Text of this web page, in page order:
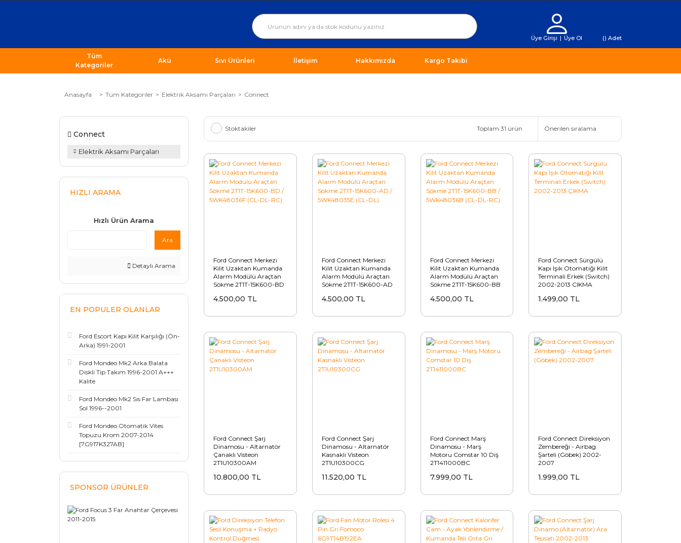
Üye Girişi | Üye Ol () Adet
Tüm
Kategoriler
Akü Sıvı Ürünleri İletişim Hakkımızda Kargo Takibi
Anasayfa Tüm Kategoriler Elektrik Aksamı Parçaları Connect
Connect
Elektrik Aksamı Parçaları
HIZLI ARAMA
Hızlı Ürün Arama
Ara
Detaylı Arama
EN POPULER OLANLAR
Ford Escort Kapı Kilit Karşılığı (Ön-
Arka) 1991-2001
Ford Mondeo Mk2 Arka Balata
Diskli Tip Takım 1996-2001 A+++
Kalite
Ford Mondeo Mk2 Sis Far Lambası
Sol 1996--2001
Ford Mondeo Otomatik Vites
Topuzu Krom 2007-2014
[7G917K327AB]
SPONSOR ÜRÜNLER
Stoktakiler Toplam 31 ürün
Ford Connect Merkezi
Kilit Uzaktan Kumanda
Alarm Modülü Araçtan
Sökme 2T1T-15K600-BD
RC)
4.500,00 TL
Ford Connect Merkezi
Kilit Uzaktan Kumanda
Alarm Modülü Araçtan
Sökme 2T1T-15K600-AD
4.500,00 TL
Ford Connect Merkezi
Kilit Uzaktan Kumanda
Alarm Modülü Araçtan
Sökme 2T1T-15K600-BB
RC)
4.500,00 TL
Ford Connect Sürgülü
Kapı Işık Otomatiği Kilit
Terminali Erkek (Switch)
2002-2013 ÇIKMA
1.499,00 TL
Ford Connect Şarj
Dinamosu - Altarnatör
Çanaklı Visteon
2T1U10300AM
10.800,00 TL
Ford Connect Şarj
Dinamosu - Altarnatör
Kasnaklı Visteon
2T1U10300CG
11.520,00 TL
Ford Connect Marş
Dinamosu - Marş
Motoru Comstar 10 Diş
2T1411000BC
7.999,00 TL
Ford Connect Direksiyon
Zembereği - Airbag
Şarteli (Göbek) 2002-
2007
1.999,00 TL